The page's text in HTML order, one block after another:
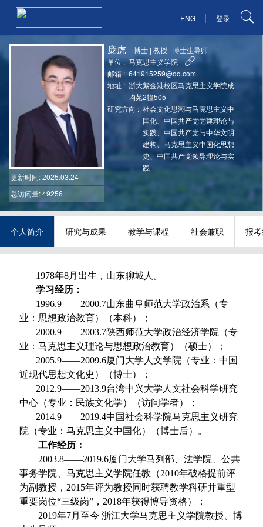
ENG | 登录
更新时间: 2025.03.24
总访问量: 49256
庞虎 博士 |教授 |博士生导师
单位 : 马克思主义学院
邮箱 : 641915259@qq.com
地址 : 浙大紫金港校区马克思主义学院成
均苑2幢505
研究方向 : 社会文化思潮与马克思主义中
国化、中国共产党党建理论与
实践、中国共产党与中华文明
建构、马克思主义中国化思想
史、中国共产党领导理论与实
践
个人简介 研究与成果 教学与课程 社会兼职 报
1978年8月出生，山东聊城人。
学习经历：
1996.9——2000.7山东曲阜师范大学政治系（专
业：思想政治教育）（本科）；
2000.9——2003.7陕西师范大学政治经济学院（专
业：马克思主义理论与思想政治教育）（硕士）；
2005.9——2009.6厦门大学人文学院（专业：中国
近现代思想文化史）（博士）；
2012.9——2013.9台湾中兴大学人文社会科学研究
中心（专业：民族文化学）（访问学者）；
2014.9——2019.4中国社会科学院马克思主义研究
院（专业：马克思主义中国化）（博士后）。
工作经历：
2003.8——2019.6厦门大学马列部、法学院、公共
事务学院、马克思主义学院任教（2010年破格提前评
为副教授，2015年评为教授同时获聘教学科研并重型
重要岗位“三级岗”，2018年获得博导资格）；
2019年7月至今 浙江大学马克思主义学院教授、博